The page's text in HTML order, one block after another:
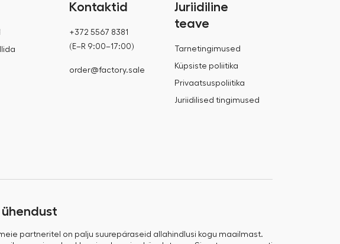
Kontaktid
+372 5567 8381
(E–R 9:00–17:00)
order@factory.sale
Juriidiline
teave
Tarnetingimused
Küpsiste poliitika
Privaatsuspoliitika
Juriidilised tingimused
ühendust
partneritel on palju suurepäraseid allahindlusi kogu maailmast.